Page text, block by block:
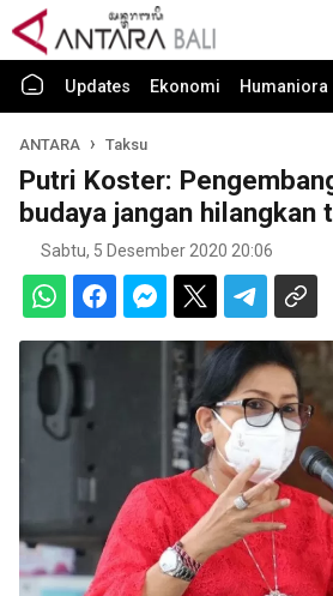
Updates Ekonomi Humaniora
ANTARA Taksu
Putri Koster:
budaya jangan hilangkan
Sabtu, 5 Desember 2020 20:06